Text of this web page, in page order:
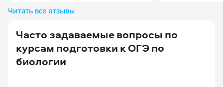
в целом, поэтому немного
я разобраться». Опасения были
напрасны, все объясняется
доступным языком, много практики,
наконец-то разобралась для себя —
является его
Читать все отзывы
Часто задаваемые вопросы по
курсам подготовки к ОГЭ по
биологии